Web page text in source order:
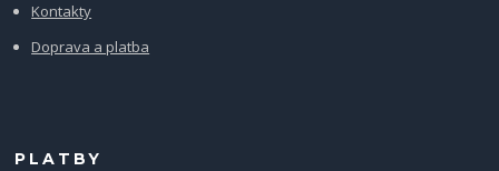
Kontakty
Doprava a platba
PLATBY